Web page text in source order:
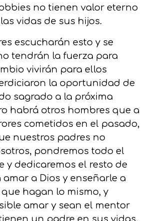
no tienen valor eterno
vidas de sus hijos.
escucharán esto y se
tendrán la fuerza para
vivirán para ellos
la oportunidad de
sagrado a la próxima
habrá otros hombres que a
cometidos en el pasado,
nuestros padres no
pondremos todo el
y dedicaremos el resto de
a Dios y enseñarle a
hagan lo mismo, y
amar y sean el mentor
un padre en sus vidas,